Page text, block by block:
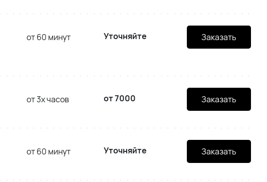
от 60 минут Уточняйте Заказать
от 3х часов от 7000 Заказать
от 60 минут Уточняйте Заказать